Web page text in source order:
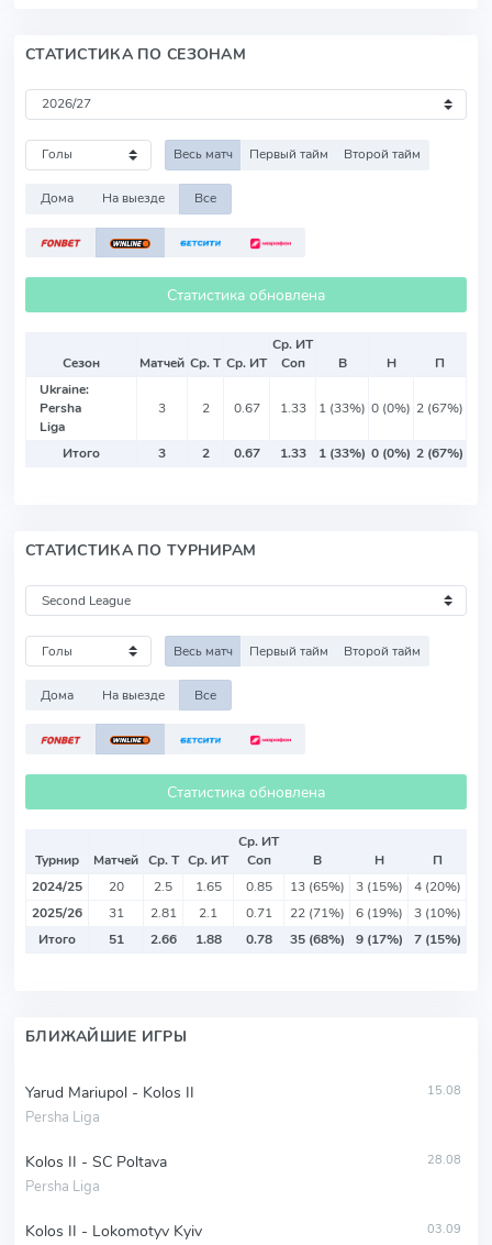
СТАТИСТИКА ПО СЕЗОНАМ
Весь матч Первый тайм Второй тайм
Дома На выезде Все
Статистика обновлена
Сезон Матчей Ср. Т Ср. ИТ
Ср. ИТ
Соп
В Н
П
Ukraine:
Persha
Liga
3 2 0.67 1.33 1 (33%) 0 (0%) 2 (67%)
Итого 3 2 0.67 1.33 1 (33%) 0 (0%) 2 (67%)
СТАТИСТИКА ПО ТУРНИРАМ
Весь матч Первый тайм Второй тайм
Дома На выезде Все
Статистика обновлена
Турнир Матчей Ср. Т Ср. ИТ
Ср. ИТ
Соп
В Н
П
2024/25
20 2.5 1.65 0.85 13 (65%) 3 (15%)
4 (20%)
2025/26
31 2.81 2.1 0.71 22 (71%) 6 (19%)
3 (10%)
Итого
51 2.66 1.88 0.78 35 (68%) 9 (17%) 7 (15%)
БЛИЖАЙШИЕ ИГРЫ
Yarud Mariupol - Kolos II
Persha Liga
15.08
Kolos II - SC Poltava
Persha Liga
28.08
Kolos II - Lokomotyv Kyiv 03.09